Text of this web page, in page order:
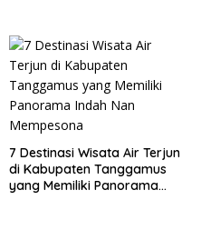
7 Destinasi Wisata Air Terjun
di Kabupaten Tanggamus
yang Memiliki Panorama